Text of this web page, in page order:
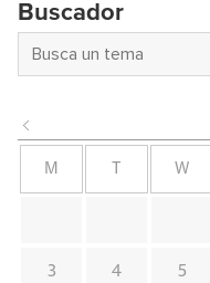
Buscador
M W
3 4 5